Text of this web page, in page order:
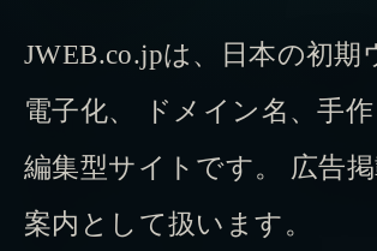
JWEB.co.jpは、日本の初
電子化、 ドメイン名、手
編集型サイトです。 広告
案内として扱います。